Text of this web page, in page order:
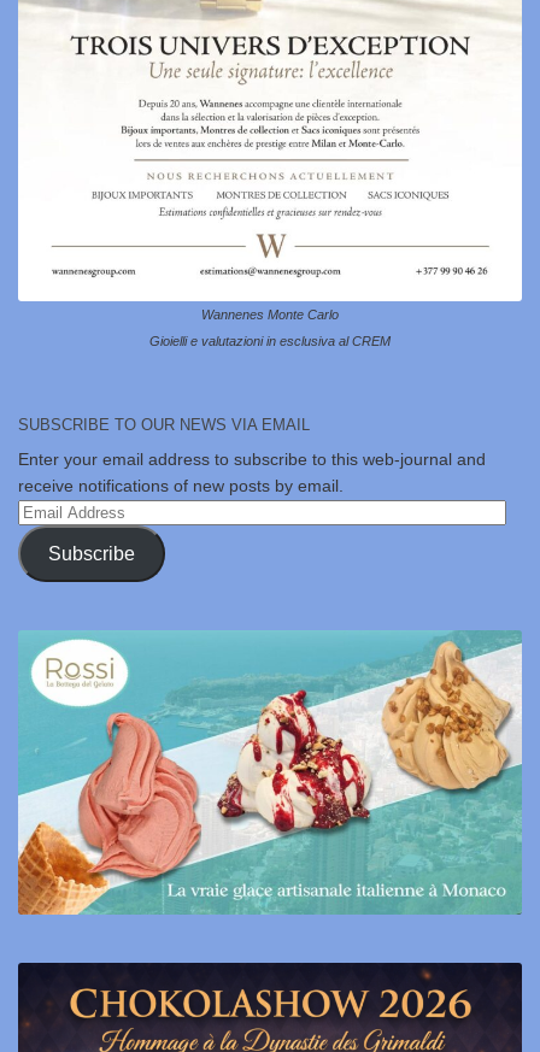
Wannenes Monte Carlo
Gioielli e valutazioni in esclusiva al CREM
SUBSCRIBE TO OUR NEWS VIA EMAIL
Enter your email address to subscribe to this web-journal and
receive notifications of new posts by email.
Email
Address
Subscribe